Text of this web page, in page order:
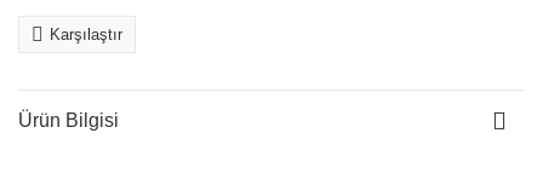
Karşılaştır
Ürün Bilgisi